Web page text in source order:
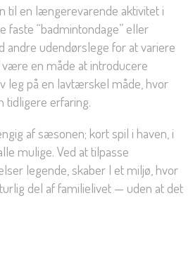
til en længerevarende aktivitet i
faste “badmintondage” eller
andre udendørslege for at variere
en måde at introducere
leg på en lavtærskel måde, hvor
tidligere erfaring.
af sæsonen; kort spil i haven, i
mulige. Ved at tilpasse
legende, skaber I et miljø, hvor
del af familielivet — uden at det